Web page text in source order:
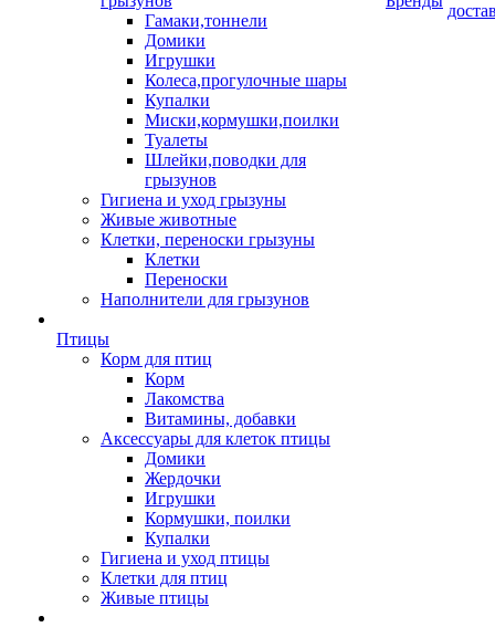
Гамаки,тоннели
Домики
Игрушки
Колеса,прогулочные шары
Купалки
Миски,кормушки,поилки
Туалеты
Шлейки,поводки для
грызунов
Гигиена и уход грызуны
Живые животные
Клетки, переноски грызуны
Клетки
Переноски
Наполнители для грызунов
Птицы
Корм для птиц
Корм
Лакомства
Витамины, добавки
Аксессуары для клеток птицы
Домики
Жердочки
Игрушки
Кормушки, поилки
Купалки
Гигиена и уход птицы
Клетки для птиц
Живые птицы